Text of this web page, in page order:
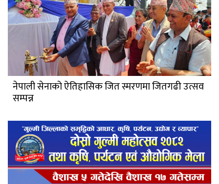
नेपाली सेनाको ऐतिहासिक जित स्मरणमा जितगढी उत्सव
सम्पन्न